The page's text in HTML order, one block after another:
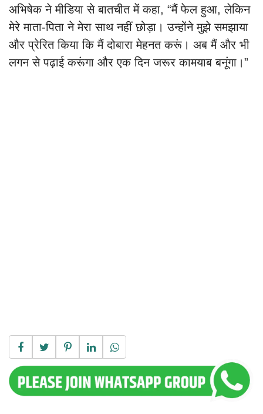
अभिषेक ने मीडिया से बातचीत में कहा, “मैं फेल हुआ, लेकिन
मेरे माता-पिता ने मेरा साथ नहीं छोड़ा। उन्होंने मुझे समझाया
और प्रेरित किया कि मैं दोबारा मेहनत करूं। अब मैं और भी
लगन से पढ़ाई करूंगा और एक दिन जरूर कामयाब बनूंगा।”